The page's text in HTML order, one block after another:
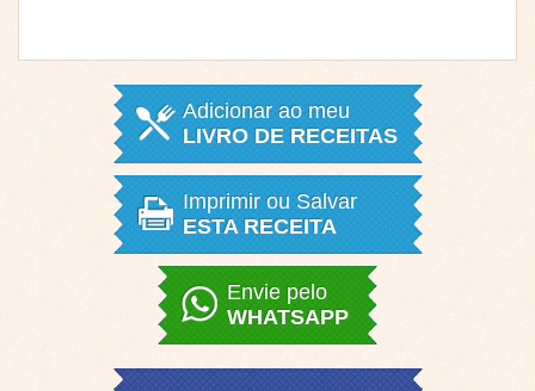
Adicionar ao meu
LIVRO DE RECEITAS
Imprimir ou Salvar
ESTA RECEITA
Envie pelo
WHATSAPP